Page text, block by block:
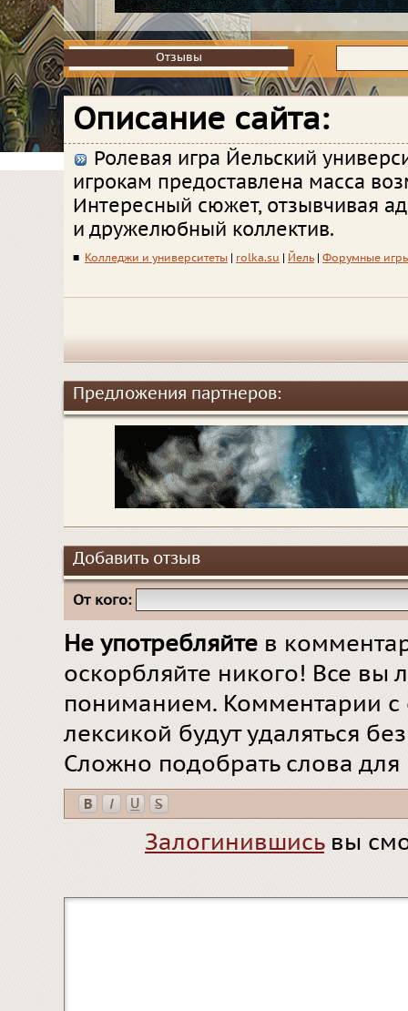
Отзывы
Отзывы
Описание сайта:
Ролевая игра Йельский
игрокам предоставлена масса
Интересный сюжет, отзывчивая
и дружелюбный коллектив.
■ Колледжи и университеты rolka.su Йель Форумные
Предложения партнеров:
Добавить отзыв
От кого:
Не употребляйте в
оскорбляйте никого! Все вы
пониманием. Комментарии
лексикой будут удаляться
Сложно подобрать слова
Залогинившисьвы